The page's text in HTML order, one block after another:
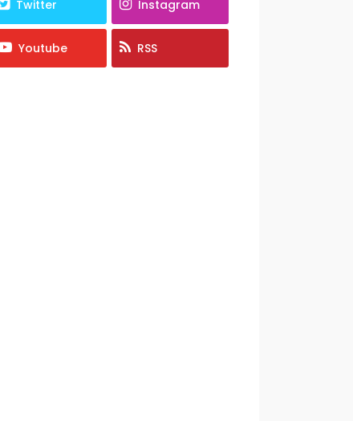
Twitter Instagram
Youtube RSS